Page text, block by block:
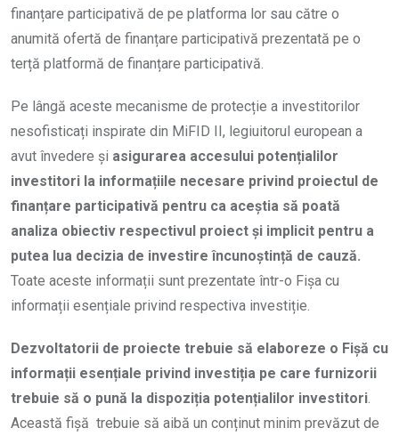
finanțare participativă de pe platforma lor sau către o
anumită ofertă de finanțare participativă prezentată pe o
terță platformă de finanțare participativă.
Pe lângă aceste mecanisme de protecție a investitorilor
nesofisticați inspirate din MiFID II, legiuitorul european a
avut învedere și asigurarea accesului potențialilor
investitori la informațiile necesare privind proiectul de
finanțare participativă pentru ca aceștia să poată
analiza obiectiv respectivul proiect și implicit pentru a
putea lua decizia de investire încunoștință de cauză.
Toate aceste informații sunt prezentate într-o Fișa cu
informații esențiale privind respectiva investiție.
Dezvoltatorii de proiecte trebuie să elaboreze o Fișă cu
informații esențiale privind investiția pe care furnizorii
trebuie să o pună la dispoziția potențialilor investitori.
Această fișă trebuie să aibă un conținut minim prevăzut de